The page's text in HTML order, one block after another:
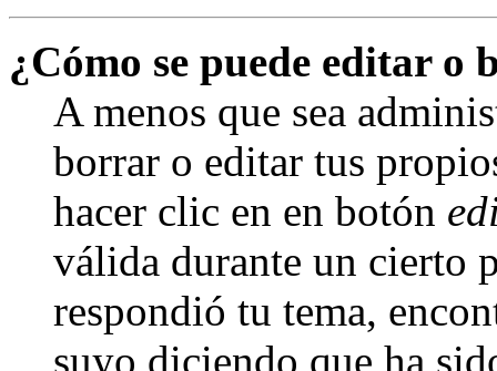
¿Cómo se puede editar o
A menos que sea
borrar o editar tus
hacer clic en en botón
válida durante un cierto
respondió tu tema,
suyo diciendo que ha